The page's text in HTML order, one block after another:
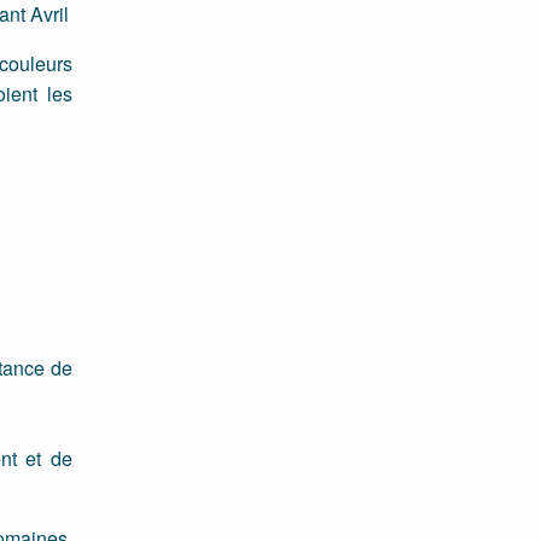
Avril
les
de
et de